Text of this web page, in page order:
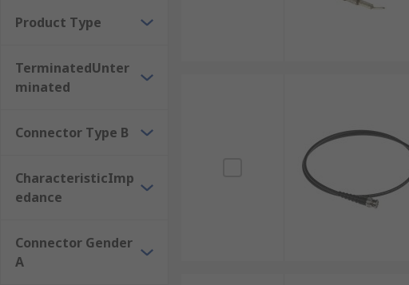
Product Type
TerminatedUnter
minated
Connector Type B
CharacteristicImp
edance
Connector Gender
A